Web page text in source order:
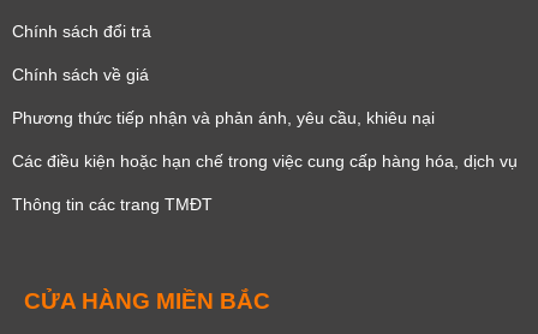
Chính sách đổi trả
Chính sách về giá
Phương thức tiếp nhận và phản ánh, yêu cầu, khiêu nại
Các điều kiện hoặc hạn chế trong việc cung cấp hàng hóa, dịch vụ
Thông tin các trang TMĐT
CỬA HÀNG MIỀN BẮC